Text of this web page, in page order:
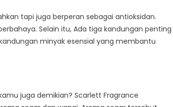
tapi juga berperan sebagai antioksidan.
Selain itu, Ada tiga kandungan penting
minyak esensial yang membantu
juga demikian? Scarlett Fragrance